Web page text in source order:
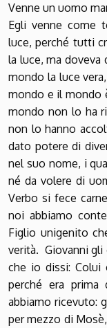
Venne un uomo
Egli venne come
luce, perché tutti
la luce, ma doveva
mondo la luce
mondo e il mondo
mondo non lo ha
non lo hanno
dato potere di
nel suo nome, i
né da volere di
Verbo si fece
noi abbiamo
Figlio unigenito
verità. Giovanni gli
che io dissi: Colui
perché era
abbiamo ricevuto:
per mezzo di